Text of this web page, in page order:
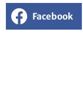
Facebook